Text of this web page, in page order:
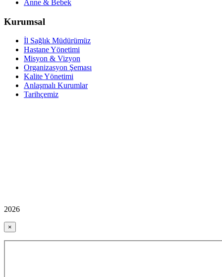
Anne & Bebek
Kurumsal
İl Sağlık Müdürümüz
Hastane Yönetimi
Misyon & Vizyon
Organizasyon Şeması
Kalite Yönetimi
Anlaşmalı Kurumlar
Tarihçemiz
2026
×